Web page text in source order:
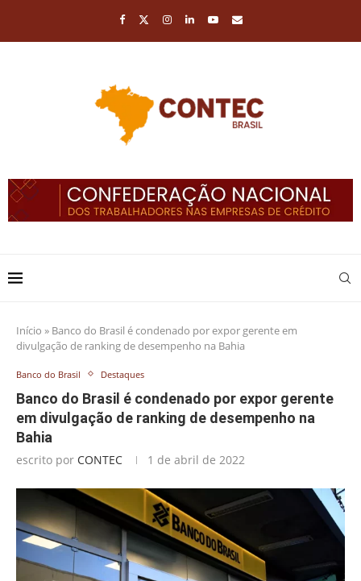
Início » Banco do Brasil é condenado por expor gerente em
divulgação de ranking de desempenho na Bahia
Banco do Brasil Destaques
Banco do Brasil é condenado por expor gerente
em divulgação de ranking de desempenho na
Bahia
escrito por CONTEC 1 de abril de 2022